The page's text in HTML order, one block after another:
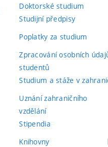
Doktorské studium
Studijní předpisy
Poplatky za studium
Zpracování osobních
studentů
Studium a stáže v
Uznání zahraničního
vzdělání
Stipendia
Knihovny(externí